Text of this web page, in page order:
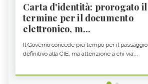
Carta d'identità: prorogato il
termine per il documento
elettronico, m...
Il Governo concede più tempo per il passaggio
definitivo alla CIE, ma attenzione a chi via...